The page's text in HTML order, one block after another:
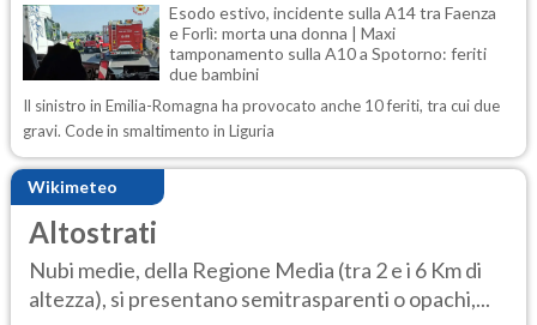
Esodo estivo, incidente sulla A14 tra Faenza
e Forlì: morta una donna | Maxi
tamponamento sulla A10 a Spotorno: feriti
due bambini
Il sinistro in Emilia-Romagna ha provocato anche 10 feriti, tra cui due
gravi. Code in smaltimento in Liguria
Wikimeteo
Altostrati
Nubi medie, della Regione Media (tra 2 e i 6 Km di
altezza), si presentano semitrasparenti o opachi,...